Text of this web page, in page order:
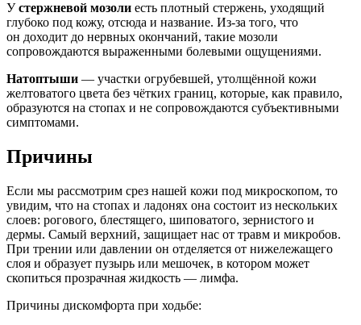
Устержневой мозоли есть плотный стержень, уходящий
глубоко под кожу, отсюда и название. Из-за того, что
он доходит до нервных окончаний, такие мозоли
сопровождаются выраженными болевыми ощущениями.
Натоптыши — участки огрубевшей, утолщённой кожи
желтоватого цвета без чётких границ, которые, как правило,
образуются на стопах и не сопровождаются субъективными
симптомами.
Причины
Если мы рассмотрим срез нашей кожи под микроскопом, то
увидим, что на стопах и ладонях она состоит из нескольких
слоев: рогового, блестящего, шиповатого, зернистого и
дермы. Самый верхний, защищает нас от травм и микробов.
При трении или давлении он отделяется от нижележащего
слоя и образует пузырь или мешочек, в котором может
скопиться прозрачная жидкость — лимфа.
Причины дискомфорта при ходьбе: